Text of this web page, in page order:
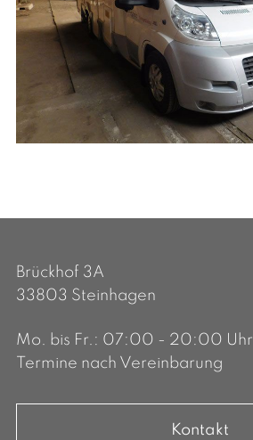
Brückhof 3A
33803 Steinhagen
Mo. bis Fr.: 07:00 - 20:00 Uhr
Termine nach Vereinbarung
Kontakt